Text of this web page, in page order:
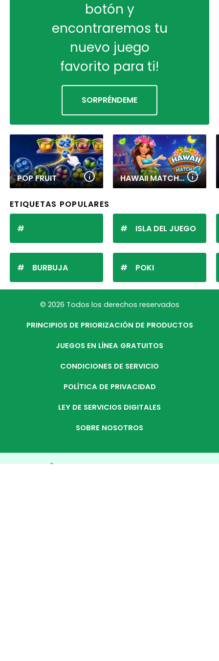
botón y
encontraremos tu
nuevo juego
favorito para ti!
SORPRÉNDEME
POP FRUIT HAWAII MATCH 6
ETIQUETAS POPULARES
BURBUJA
ISLA DEL JUEGO
POKI
© 2026 Todos los derechos reservados
PRINCIPIOS DE PRIORIZACIÓN DE PRODUCTOS
JUEGOS EN LÍNEA GRATUITOS
CONDICIONES DE SERVICIO
POLÍTICA DE PRIVACIDAD
LEY DE SERVICIOS DIGITALES
SOBRE NOSOTROS